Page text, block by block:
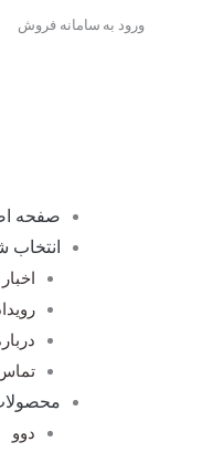
ورود به سامانه فروش
صفحه
انتخاب
اخبار
دوو